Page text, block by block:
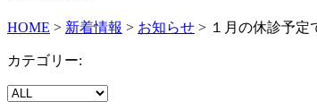
HOME > 新着情報 > お知らせ > １月の休診予定
カテゴリー: